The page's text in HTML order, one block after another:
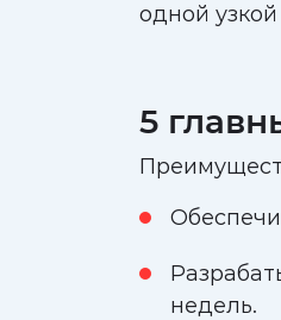
одной
5
недель.